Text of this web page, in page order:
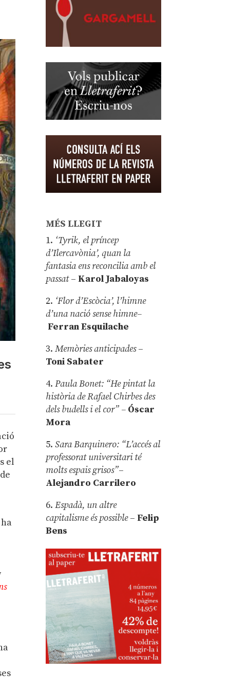
el
MÉS LLEGIT
1. ‘Tyrik, el príncep
d’Ilercavònia’, quan la
fantasia ens reconcilia amb el
passat– Karol Jabaloyas
2. ‘Flor d’Escòcia’, l’himne
d’una nació sense himne–
Ferran Esquilache
3.Memòries anticipades–
Toni Sabater
4.Paula Bonet: “He pintat la
història de Rafael Chirbes des
dels budells i el cor” – Óscar
Mora
5.Sara Barquinero: “L’accés al
professorat universitari té
molts espais grisos”–
Alejandro Carrilero
6.Espadà, un altre
capitalisme és possible – Felip
Bens